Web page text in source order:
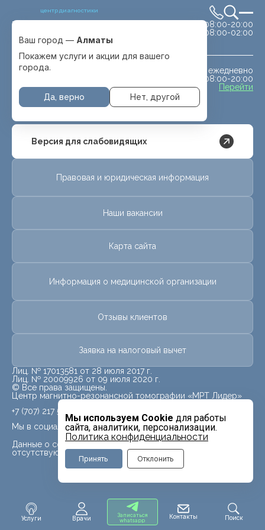
центр диагностики
Выбрать город
с. Отеген батыра
сб-вс 08:00-20:00
08:00-02:00
ежедневно
08:00-20:00
Перейти
Ваш город — Алматы
Покажем услуги и акции для вашего
города.
Да, верно Нет, другой
Услуги Врачи
Записаться
whatsapp
Контакты Поиск
Мы используем Cookie для работы
сайта, аналитики, персонализации.
Политика конфиденциальности
Принять Отклонить
Версия для слабовидящих
Правовая и юридическая информация
Наши вакансии
Карта сайта
Информация о медицинской организации
Отзывы клиентов
Заявка на налоговый вычет
Лиц. № 17013581 от 28 июля 2017 г.
Лиц. № 20009926 от 09 июля 2020 г.
© Все права защищены.
Центр магнитно-резонансной томографии «МРТ Лидер»
Мы в социальных сетях
Данные о социальных сетях для данного филиала
отсутствуют
+7 (707) 217 5840